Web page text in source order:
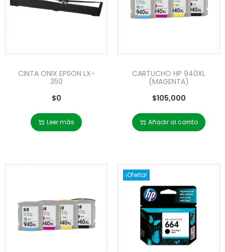
CINTA ONIX EPSON LX-
350
$0
Leer más
CARTUCHO HP 940XL
(MAGENTA)
$105,000
Añadir al carrito
¡Oferta!